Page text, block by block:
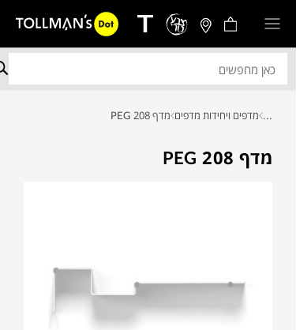
... מדפים ויחידות מדפים מדף PEG 208
מדף PEG 208